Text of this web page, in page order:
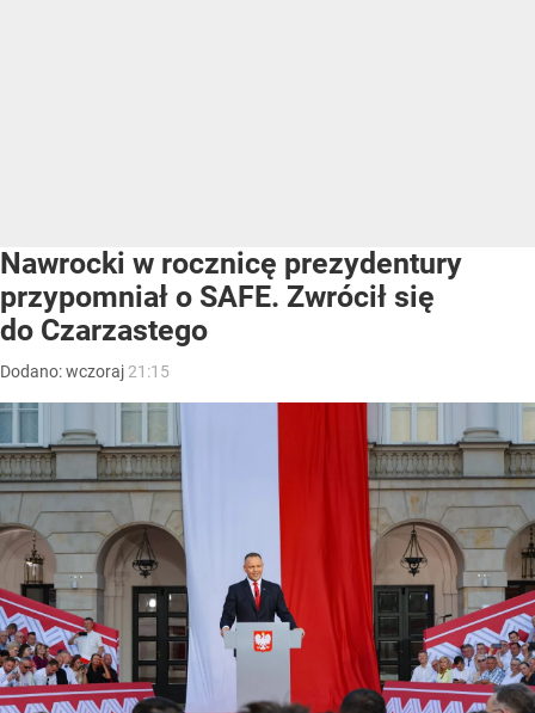
Nawrocki w rocznicę prezydentury
przypomniał o SAFE. Zwrócił się
do Czarzastego
Dodano:wczoraj 21:15